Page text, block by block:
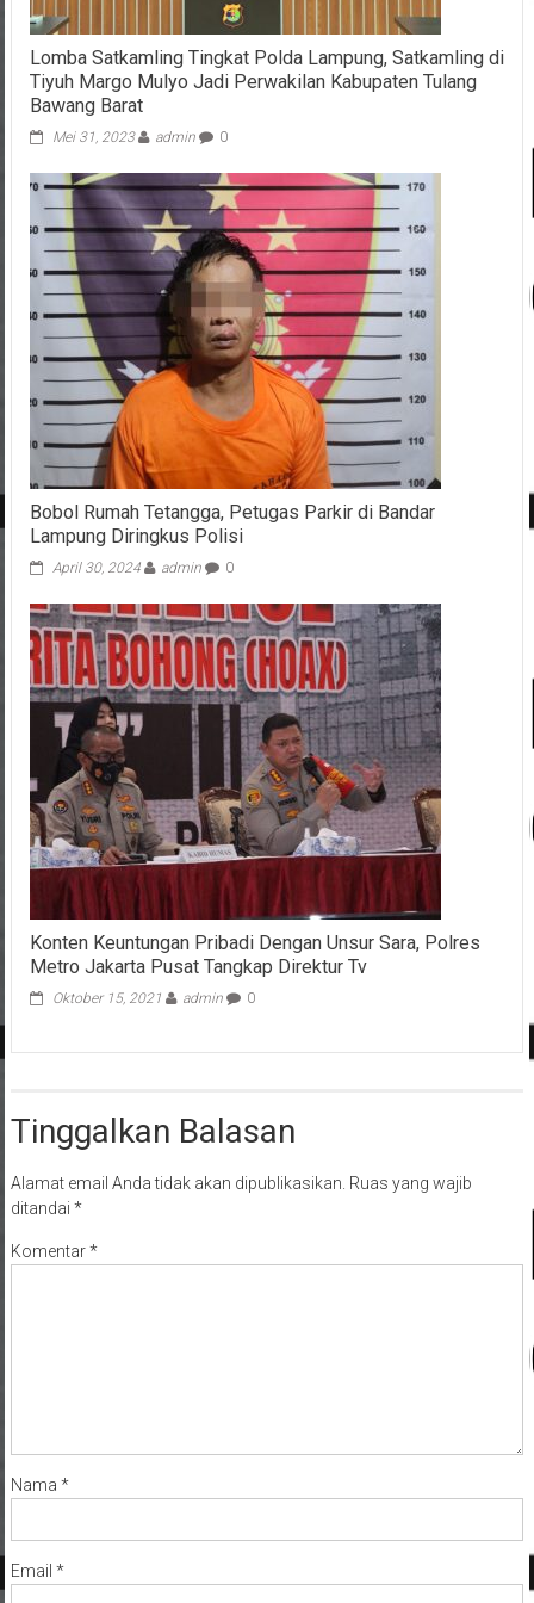
Lomba Satkamling Tingkat Polda Lampung, Satkamling di
Tiyuh Margo Mulyo Jadi Perwakilan Kabupaten Tulang
Bawang Barat
Mei 31, 2023 admin 0
Bobol Rumah Tetangga, Petugas Parkir di Bandar
Lampung Diringkus Polisi
April 30, 2024 admin 0
Konten Keuntungan Pribadi Dengan Unsur Sara, Polres
Metro Jakarta Pusat Tangkap Direktur Tv
Oktober 15, 2021 admin 0
Tinggalkan Balasan
Alamat email Anda tidak akan dipublikasikan. Ruas yang wajib
ditandai *
Komentar*
Nama *
Email *